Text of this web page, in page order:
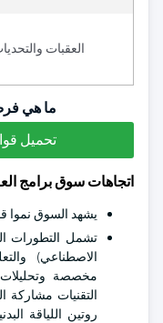
العقبات
ما هي
تحميل
اتجاهات سوق برامج
يشهد السوق نموا
تشمل التطورات
مخصصة
التقنيات
روتين اللياقة